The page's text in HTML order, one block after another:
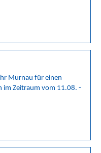
Murnau für einen
im Zeitraum vom 11.08. -